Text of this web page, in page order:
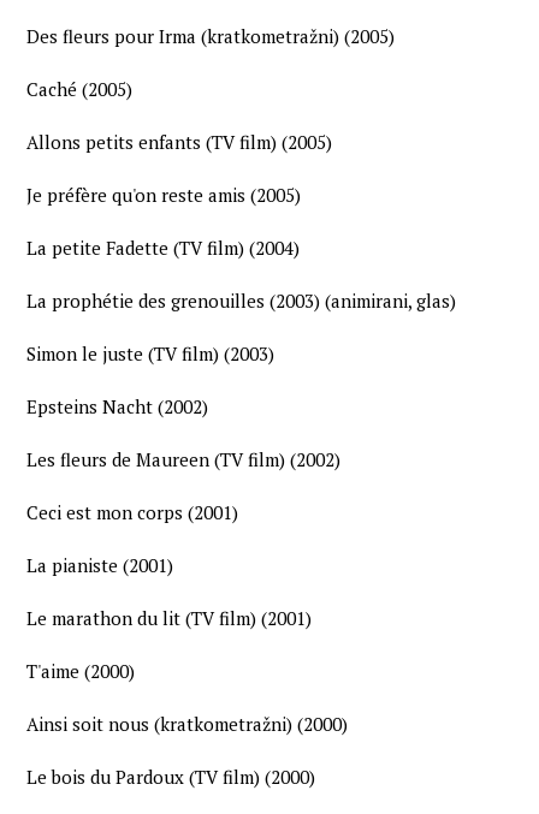
Des fleurs pour Irma (kratkometražni) (2005)
Caché (2005)
Allons petits enfants (TV film) (2005)
Je préfère qu'on reste amis (2005)
La petite Fadette (TV film) (2004)
La prophétie des grenouilles (2003) (animirani, glas)
Simon le juste (TV film) (2003)
Epsteins Nacht (2002)
Les fleurs de Maureen (TV film) (2002)
Ceci est mon corps (2001)
La pianiste (2001)
Le marathon du lit (TV film) (2001)
T'aime (2000)
Ainsi soit nous (kratkometražni) (2000)
Le bois du Pardoux (TV film) (2000)